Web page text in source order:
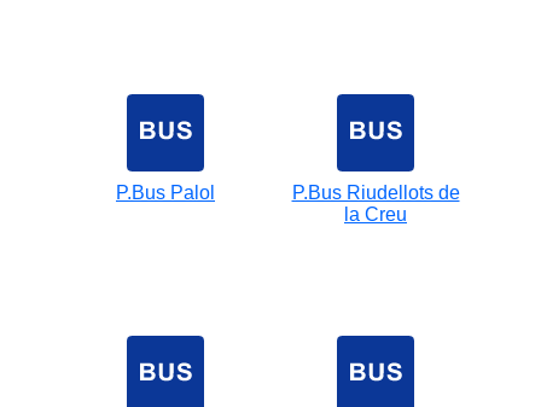
P.Bus Palol
P.Bus Riudellots de
la Creu